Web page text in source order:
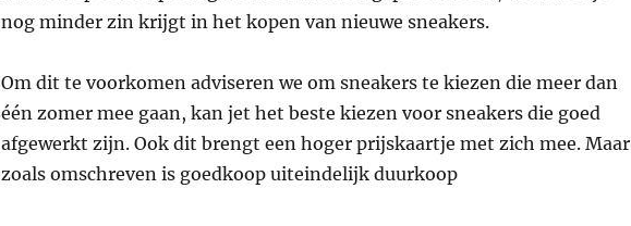
nog minder zin krijgt in het kopen van nieuwe sneakers.
Om dit te voorkomen adviseren we om sneakers te kiezen die meer dan
één zomer mee gaan, kan jet het beste kiezen voor sneakers die goed
afgewerkt zijn. Ook dit brengt een hoger prijskaartje met zich mee. Maar
zoals omschreven is goedkoop uiteindelijk duurkoop